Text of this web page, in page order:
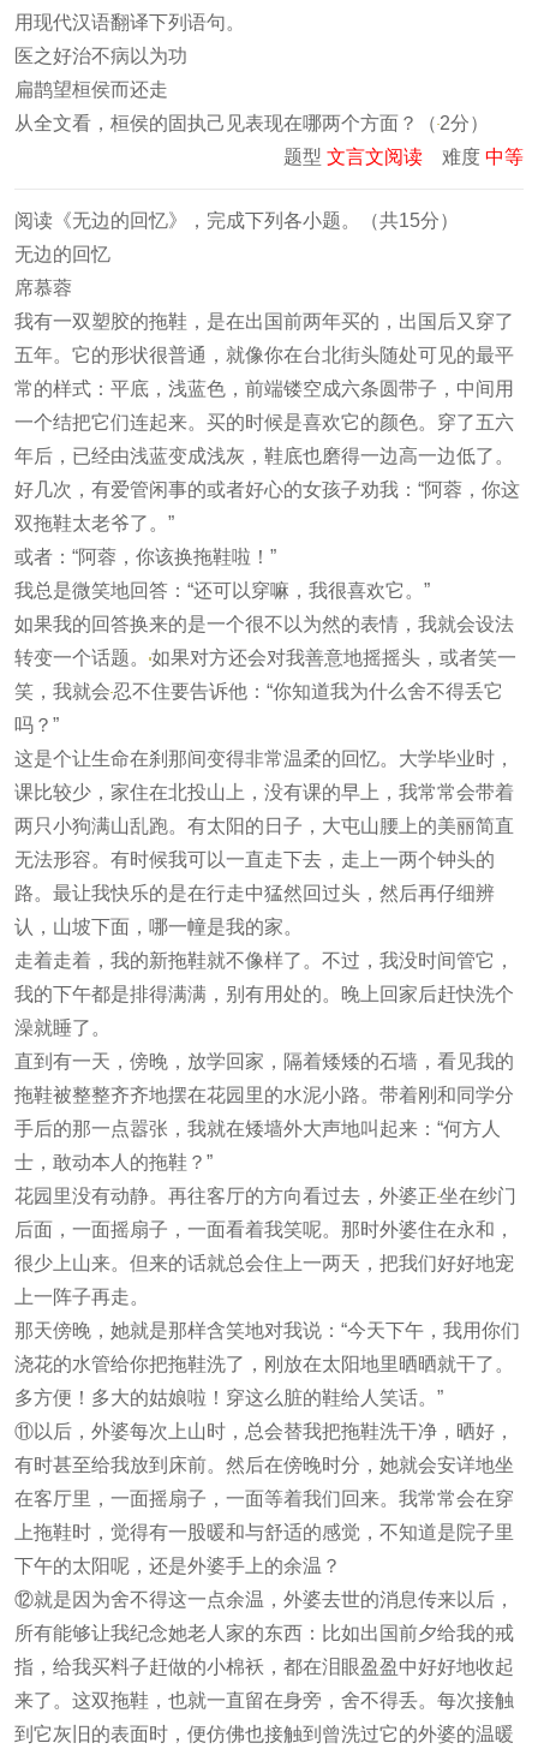
用现代汉语翻译下列语句。
医之好治不病以为功
扁鹊望桓侯而还走
从全文看，桓侯的固执己见表现在哪两个方面？（ 2分）
题型 文言文阅读 难度 中等
阅读《无边的回忆》，完成下列各小题。（共15分）
无边的回忆
席慕蓉
我有一双塑胶的拖鞋，是在出国前两年买的，出国后又穿了
五年。它的形状很普通，就像你在台北街头随处可见的最平
常的样式：平底，浅蓝色，前端镂空成六条圆带子，中间用
一个结把它们连起来。买的时候是喜欢它的颜色。穿了五六
年后，已经由浅蓝变成浅灰，鞋底也磨得一边高一边低了。
好几次，有爱管闲事的或者好心的女孩子劝我：“阿蓉，你这
双拖鞋太老爷了。”
或者：“阿蓉，你该换拖鞋啦！”
我总是微笑地回答：“还可以穿嘛，我很喜欢它。”
如果我的回答换来的是一个很不以为然的表情，我就会设法
转变一个话题。
如果对方还会对我善意地摇摇头，或者笑一
笑，我就会 忍不住要告诉他：“你知道我为什么舍不得丢它
吗？”
这是个让生命在刹那间变得非常温柔的回忆。大学毕业时，
课比较少，家住在北投山上，没有课的早上，我常常会带着
两只小狗满山乱跑。有太阳的日子，大屯山腰上的美丽简直
无法形容。有时候我可以一直走下去，走上一两个钟头的
路。最让我快乐的是在行走中猛然回过头，然后再仔细辨
认，山坡下面，哪一幢是我的家。
走着走着，我的新拖鞋就不像样了。不过，我没时间管它，
我的下午都是排得满满，别有用处的。晚上回家后赶快洗个
澡就睡了。
直到有一天，傍晚，放学回家，隔着矮矮的石墙，看见我的
拖鞋被整整齐齐地摆在花园里的水泥小路。带着刚和同学分
手后的那一点嚣张，我就在矮墙外大声地叫起来：“何方人
士，敢动本人的拖鞋？”
花园里没有动静。再往客厅的方向看过去，外婆正坐在纱门
后面，一面摇扇子，一面看着我笑呢。那时外婆住在永和，
很少上山来。但来的话就总会住上一两天，把我们好好地宠
上一阵子再走。
那天傍晚，她就是那样含笑地对我说：“今天下午，我用你们
浇花的水管给你把拖鞋洗了，刚放在太阳地里晒晒就干了。
多方便！多大的姑娘啦！穿这么脏的鞋给人笑话。”
⑪以后，外婆每次上山时，总会替我把拖鞋洗干净，晒好，
有时甚至给我放到床前。然后在傍晚时分，她就会安详地坐
在客厅里，一面摇扇子，一面等着我们回来。我常常会在穿
上拖鞋时，觉得有一股暖和与舒适的感觉，不知道是院子里
下午的太阳呢，还是外婆手上的余温？
⑫就是因为舍不得这一点余温，外婆去世的消息传来以后，
所有能够让我纪念她老人家的东西：比如出国前夕给我的戒
指，给我买料子赶做的小棉袄，都在泪眼盈盈中好好地收起
来了。这双拖鞋，也就一直留在身旁，舍不得丢。每次接触
到它灰旧的表面时，便仿佛也接触到曾洗过它的外婆的温暖